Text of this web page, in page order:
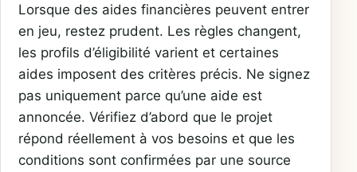
Lorsque des aides financières peuvent entrer
en jeu, restez prudent. Les règles changent,
les profils d’éligibilité varient et certaines
aides imposent des critères précis. Ne signez
pas uniquement parce qu’une aide est
annoncée. Vérifiez d’abord que le projet
répond réellement à vos besoins et que les
conditions sont confirmées par une source